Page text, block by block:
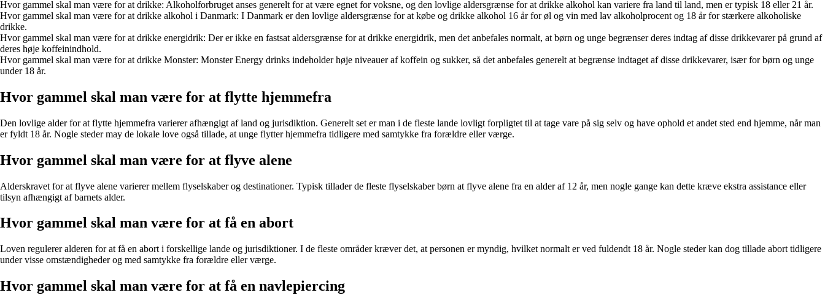
Hvor gammel skal man være for at drikke: Alkoholforbruget anses generelt for at være egnet for voksne, og den lovlige aldersgrænse for at drikke alkohol kan variere fra land til land, men er typisk 18 eller 21 år.
Hvor gammel skal man være for at drikke alkohol i Danmark: I Danmark er den lovlige aldersgrænse for at købe og drikke alkohol 16 år for øl og vin med lav alkoholprocent og 18 år for stærkere alkoholiske
drikke.
Hvor gammel skal man være for at drikke energidrik: Der er ikke en fastsat aldersgrænse for at drikke energidrik, men det anbefales normalt, at børn og unge begrænser deres indtag af disse drikkevarer på grund af
deres høje koffeinindhold.
Hvor gammel skal man være for at drikke Monster: Monster Energy drinks indeholder høje niveauer af koffein og sukker, så det anbefales generelt at begrænse indtaget af disse drikkevarer, især for børn og unge
under 18 år.
Hvor gammel skal man være for at flytte hjemmefra
Den lovlige alder for at flytte hjemmefra varierer afhængigt af land og jurisdiktion. Generelt set er man i de fleste lande lovligt forpligtet til at tage vare på sig selv og have ophold et andet sted end hjemme, når man
er fyldt 18 år. Nogle steder may de lokale love også tillade, at unge flytter hjemmefra tidligere med samtykke fra forældre eller værge.
Hvor gammel skal man være for at flyve alene
Alderskravet for at flyve alene varierer mellem flyselskaber og destinationer. Typisk tillader de fleste flyselskaber børn at flyve alene fra en alder af 12 år, men nogle gange kan dette kræve ekstra assistance eller
tilsyn afhængigt af barnets alder.
Hvor gammel skal man være for at få en abort
Loven regulerer alderen for at få en abort i forskellige lande og jurisdiktioner. I de fleste områder kræver det, at personen er myndig, hvilket normalt er ved fuldendt 18 år. Nogle steder kan dog tillade abort tidligere
under visse omstændigheder og med samtykke fra forældre eller værge.
Hvor gammel skal man være for at få en navlepiercing